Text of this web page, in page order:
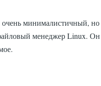
минималистичный, но
менеджер Linux. Он